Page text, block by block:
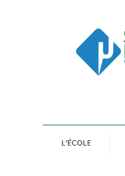
L'ÉCOLE